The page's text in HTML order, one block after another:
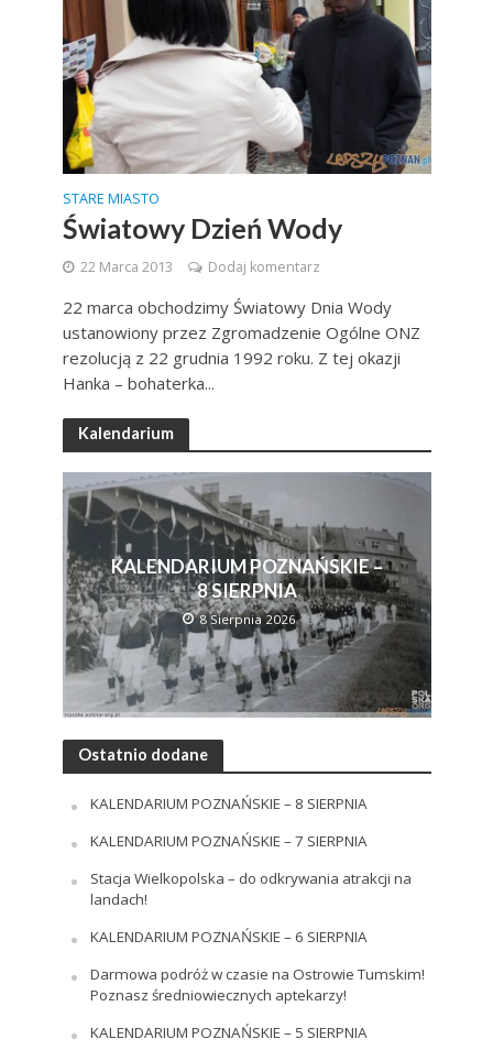
STARE MIASTO
Światowy Dzień Wody
22 Marca 2013 Dodaj komentarz
22 marca obchodzimy Światowy Dnia Wody
ustanowiony przez Zgromadzenie Ogólne ONZ
rezolucją z 22 grudnia 1992 roku. Z tej okazji
Hanka – bohaterka...
Kalendarium
KALENDARIUM POZNAŃSKIE –
8 SIERPNIA
8 Sierpnia 2026
Ostatnio dodane
KALENDARIUM POZNAŃSKIE – 8 SIERPNIA
KALENDARIUM POZNAŃSKIE – 7 SIERPNIA
Stacja Wielkopolska – do odkrywania atrakcji na
landach!
KALENDARIUM POZNAŃSKIE – 6 SIERPNIA
Darmowa podróż w czasie na Ostrowie Tumskim!
Poznasz średniowiecznych aptekarzy!
KALENDARIUM POZNAŃSKIE – 5 SIERPNIA